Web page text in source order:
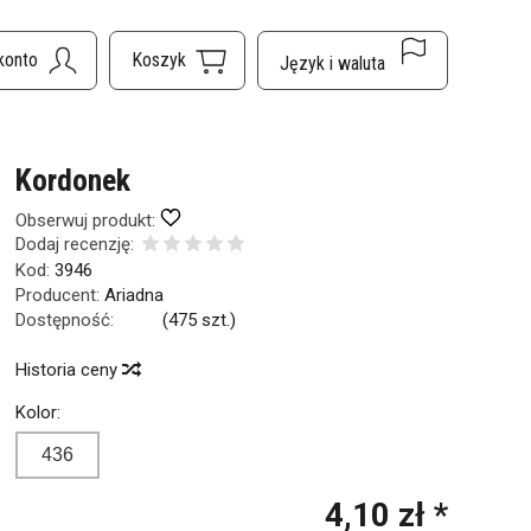
Kordonek
Obserwuj produkt:
Dodaj recenzję:
Kod: 3946
Producent: Ariadna
Dostępność:
(475 szt.)
Historia ceny
Kolor:
436
4,10 zł *